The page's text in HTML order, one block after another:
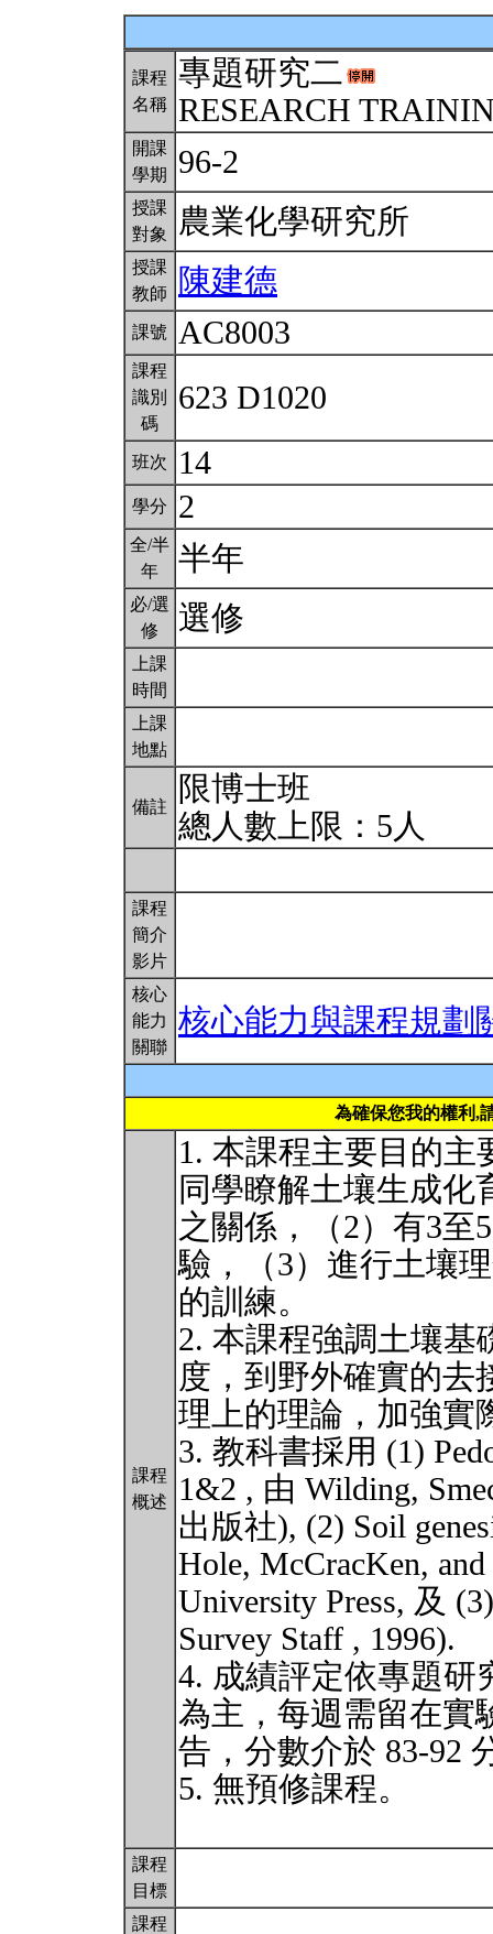
課程
名稱
專題研究二
RESEARCH
開課
學期
96-2
授課
對象
農業化學研究所
授課
教師
陳建德
課號 AC8003
課程
識別
碼
623 D1020
班次 14
學分 2
全/半
年
半年
必/選
修
選修
上課
時間
上課
地點
備註
限博士班
總人數上限：5人
課程
簡介
影片
核心
能力
關聯
核心能力與課程規劃
為確保您我的權利,
課程
概述
1. 本課程主要目的主
同學瞭解土壤生成化
之關係，（2）有3至
驗，（3）進行土壤
的訓練。
2. 本課程強調土壤基
度，到野外確實的去
理上的理論，加強實
3. 教科書採用 (1)
1&2 , 由 Wilding,
出版社), (2) Soil
Hole, McCracKen,
University Press, 及
Survey Staff , 1996).
4. 成績評定依專題研
為主，每週需留在實
告，分數介於 83-92
5. 無預修課程。
課程
目標
課程